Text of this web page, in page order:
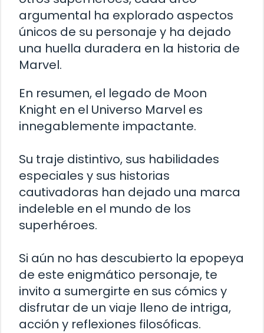
argumental ha explorado aspectos
únicos de su personaje y ha dejado
una huella duradera en la historia de
Marvel.
En resumen, el legado de Moon
Knight en el Universo Marvel es
innegablemente impactante.
Su traje distintivo, sus habilidades
especiales y sus historias
cautivadoras han dejado una marca
indeleble en el mundo de los
superhéroes.
Si aún no has descubierto la epopeya
de este enigmático personaje, te
invito a sumergirte en sus cómics y
disfrutar de un viaje lleno de intriga,
acción y reflexiones filosóficas.